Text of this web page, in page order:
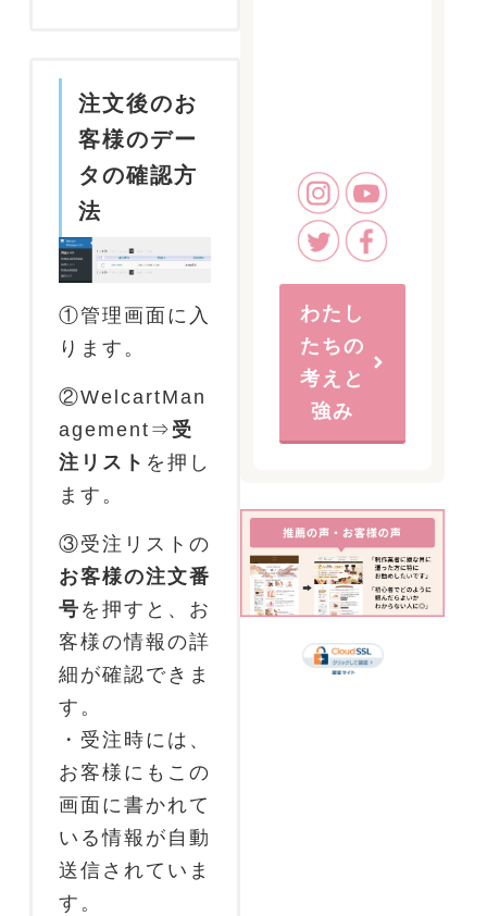
わたし
たちの
考えと
強み
注文後のお
客様のデー
タの確認方
法
①管理画面に入
ります。
②WelcartMan
agement⇒ 受
注リスト を押し
ます。
③受注リストの
お客様の注文番
号 を押すと、お
客様の情報の詳
細が確認できま
す。
・受注時には、
お客様にもこの
画面に書かれて
いる情報が自動
送信されていま
す。